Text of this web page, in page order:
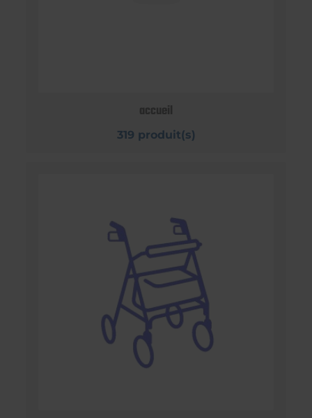
accueil
319 produit(s)